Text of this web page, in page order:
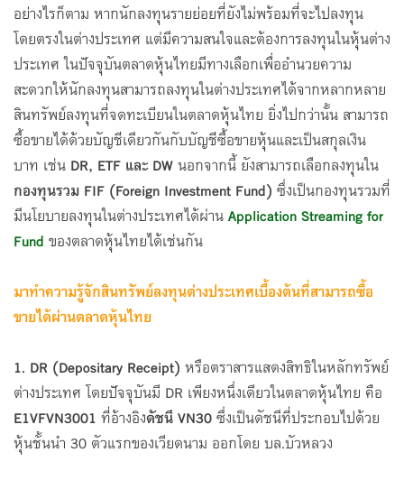
อย่างไรก็ตาม หากนักลงทุนรายย่อยที่ยังไม่พร้อมที่จะไปลงทุน
โดยตรงในต่างประเทศ แต่มีความสนใจและต้องการลงทุนในหุ้นต่าง
ประเทศ ในปัจจุบันตลาดหุ้นไทยมีทางเลือกเพื่ออำนวยความ
สะดวกให้นักลงทุนสามารถลงทุนในต่างประเทศได้จากหลากหลาย
สินทรัพย์ลงทุนที่จดทะเบียนในตลาดหุ้นไทย ยิ่งไปกว่านั้น สามารถ
ซื้อขายได้ด้วยบัญชีเดียวกันกับบัญชีซื้อขายหุ้นและเป็นสกุลเงิน
บาท เช่น DR, ETF และ DWนอกจากนี้ ยังสามารถเลือกลงทุนใน
กองทุนรวม FIF (Foreign Investment Fund) ซึ่งเป็นกองทุนรวมที่
มีนโยบายลงทุนในต่างประเทศได้ผ่านApplication Streaming for
Fund ของตลาดหุ้นไทยได้เช่นกัน
มาทำความรู้จักสินทรัพย์ลงทุนต่างประเทศเบื้องต้นที่สามารถซื้อ
ขายได้ผ่านตลาดหุ้นไทย
1. DR (Depositary Receipt) หรือตราสารแสดงสิทธิในหลักทรัพย์
ต่างประเทศ โดยปัจจุบันมี DR เพียงหนึ่งเดียวในตลาดหุ้นไทย คือ
E1VFVN3001 ที่อ้างอิงดัชนีVN30ซึ่งเป็นดัชนีที่ประกอบไปด้วย
หุ้นชั้นนำ 30 ตัวแรกของเวียดนาม ออกโดย บล.บัวหลวง